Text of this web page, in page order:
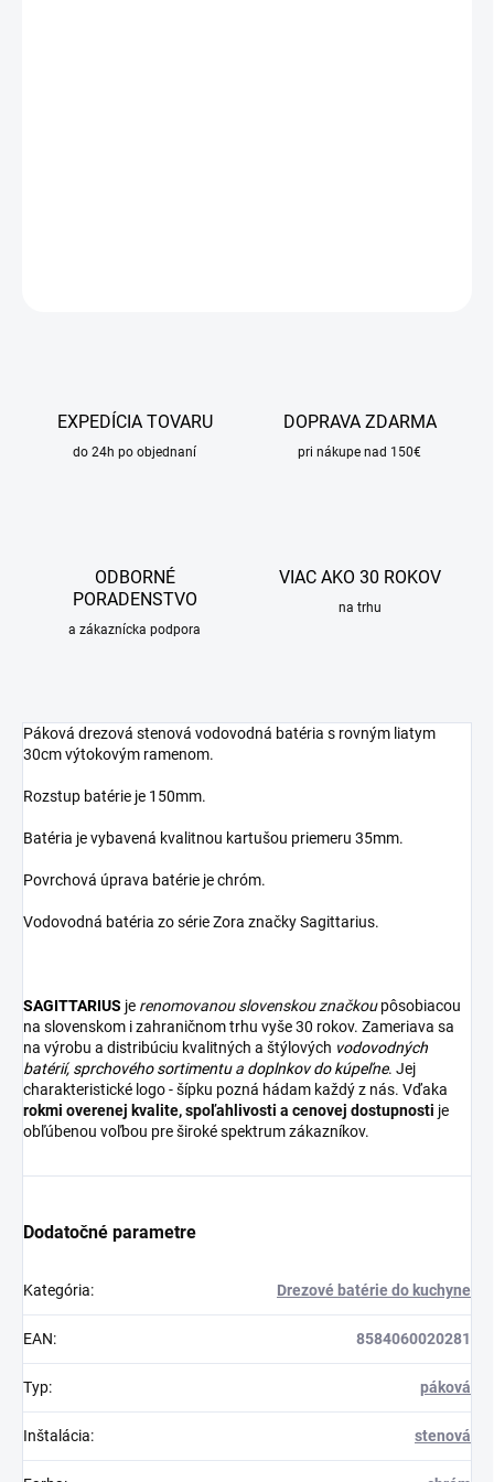
EXPEDÍCIA TOVARU
do 24h po objednaní
DOPRAVA ZDARMA
pri nákupe nad 150€
ODBORNÉ
PORADENSTVO
a zákaznícka podpora
VIAC AKO 30 ROKOV
na trhu
Páková drezová stenová vodovodná batéria s rovným liatym
30cm výtokovým ramenom.
Rozstup batérie je 150mm.
Batéria je vybavená kvalitnou kartušou priemeru 35mm.
Povrchová úprava batérie je chróm.
Vodovodná batéria zo série Zora značky Sagittarius.
SAGITTARIUS je renomovanou slovenskou značkoupôsobiacou
na slovenskom i zahraničnom trhu vyše 30 rokov. Zameriava sa
na výrobu a distribúciu kvalitných a štýlových vodovodných
batérií,sprchového sortimentua doplnkov do kúpeľne. Jej
charakteristické logo - šípku pozná hádam každý z nás. Vďaka
rokmi overenej kvalite, spoľahlivosti a cenovej dostupnosti je
obľúbenou voľbou pre široké spektrum zákazníkov.
Dodatočné parametre
Kategória: Drezové batérie do kuchyne
EAN: 8584060020281
Typ: páková
Inštalácia: stenová